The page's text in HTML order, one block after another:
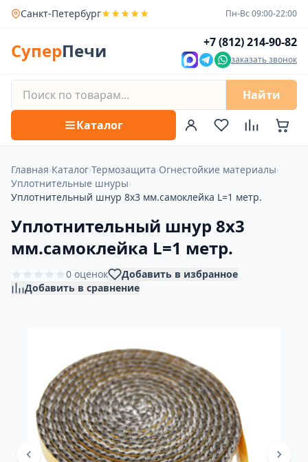
Санкт-Петербург Пн-Вс 09:00-22:00
СуперПечи +7 (812) 214-90-82
заказать звонок
Найти
Каталог
Главная›Каталог›Термозащита›Огнестойкие материалы›
Уплотнительные шнуры›
Уплотнительный шнур 8х3 мм.самоклейка L=1 метр.
Уплотнительный шнур 8х3
мм.самоклейка L=1 метр.
0 оценок
Добавить в избранное
Добавить в сравнение